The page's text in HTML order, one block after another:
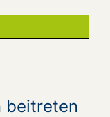
beitreten